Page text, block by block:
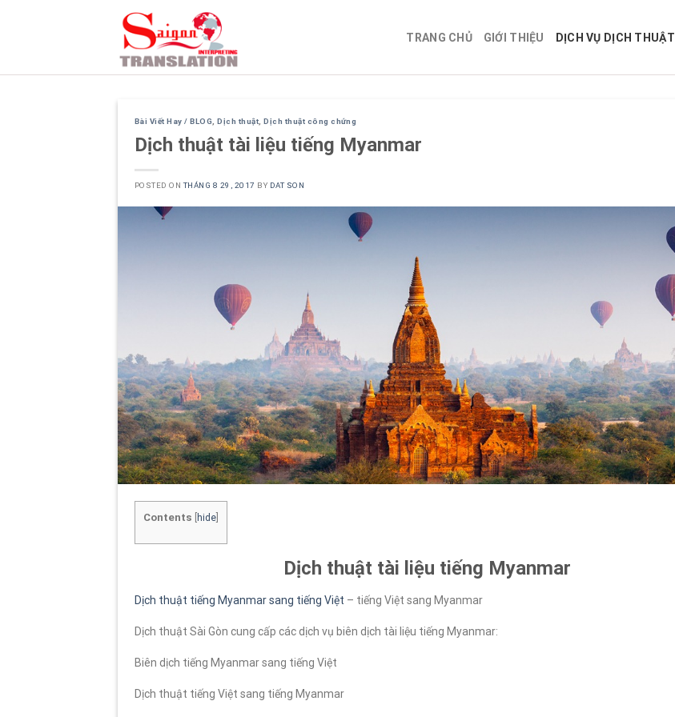
TRANG CHỦ GIỚI THIỆU DỊCH VỤ DỊCH THUẬT
Bài Viết Hay / BLOG ,Dịch thuật ,Dịch thuật công chứng
Dịch thuật tài liệu tiếng Myanmar
POSTED ONTHÁNG 8 29, 2017 BY DAT SON
Contents hide
Dịch thuật tài liệu tiếng Myanmar
Dịch thuật tiếng Myanmar sang tiếng Việt – tiếng Việt sang Myanmar
Dịch thuật Sài Gòn cung cấp các dịch vụ biên dịch tài liệu tiếng Myanmar:
Biên dịch tiếng Myanmar sang tiếng Việt
Dịch thuật tiếng Việt sang tiếng Myanmar